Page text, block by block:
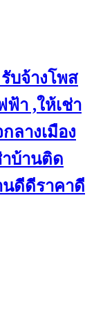
รับจ้างโพส
ฟ้า ,ให้เช่า
ลางเมือง
าบ้านติด
ดีดีราคาดี